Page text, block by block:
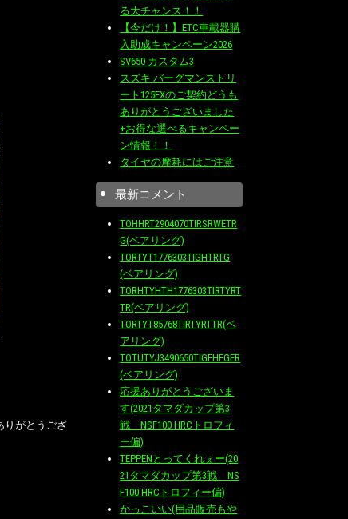
りがとうござ
る大チャンス！！
【今だけ！】ETC車載器購
入助成キャンペーン2026
SV650 カスタム3
スズキ バーグマンストリ
ート125EXのご契約どうも
ありがとうございました
+お得な選べるキャンペー
ン情報！！
タイヤの摩耗にはご注意
最新コメント
TOHHRT2904070TIRSRWETR
G(ベアリング)
TORTYT1776303TIGHTRTG
(ベアリング)
TORHTYHTH1776303TIRTYRT
TR(ベアリング)
TORTYT85768TIRTYRTTR(ベ
アリング)
TOTUTYJ3490650TIGFHFGER
(ベアリング)
応援ありがとうございま
す(2021タマダカップ第3
戦 NSF100 HRCトロフィ
ー偏)
TEPPENとってくれぇー(20
21タマダカップ第3戦 NS
F100 HRCトロフィー偏)
かっこいい(用品販売もや